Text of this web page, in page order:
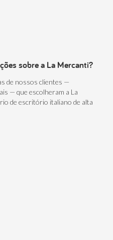
sobre a La Mercanti?
de nossos clientes —
— que escolheram a La
de escritório italiano de alta